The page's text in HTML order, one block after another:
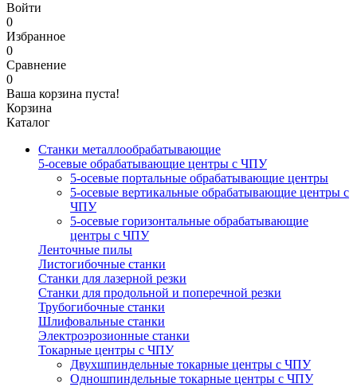
Войти
0
Избранное
0
Сравнение
0
Ваша корзина пуста!
Корзина
Каталог
Станки металлообрабатывающие
5-осевые обрабатывающие центры с ЧПУ
5-осевые портальные обрабатывающие центры
5-осевые вертикальные обрабатывающие центры с
ЧПУ
5-осевые горизонтальные обрабатывающие
центры с ЧПУ
Ленточные пилы
Листогибочные станки
Станки для лазерной резки
Станки для продольной и поперечной резки
Трубогибочные станки
Шлифовальные станки
Электроэрозионные станки
Токарные центры с ЧПУ
Двухшпиндельные токарные центры с ЧПУ
Одношпиндельные токарные центры с ЧПУ